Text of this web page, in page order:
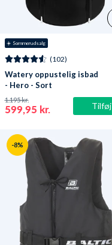
☀️ Sommerudsalg
Tilføj
(102)
Watery oppustelig isbad
- Hero - Sort
599,95 kr.
1.195 kr.
-8%